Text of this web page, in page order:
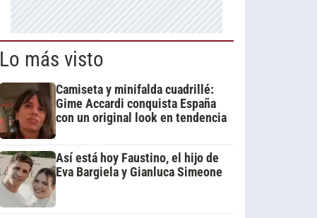
Lo más visto
Camiseta y minifalda cuadrillé:
Gime Accardi conquista España
con un original look en tendencia
Así está hoy Faustino, el hijo de
Eva Bargiela y Gianluca Simeone